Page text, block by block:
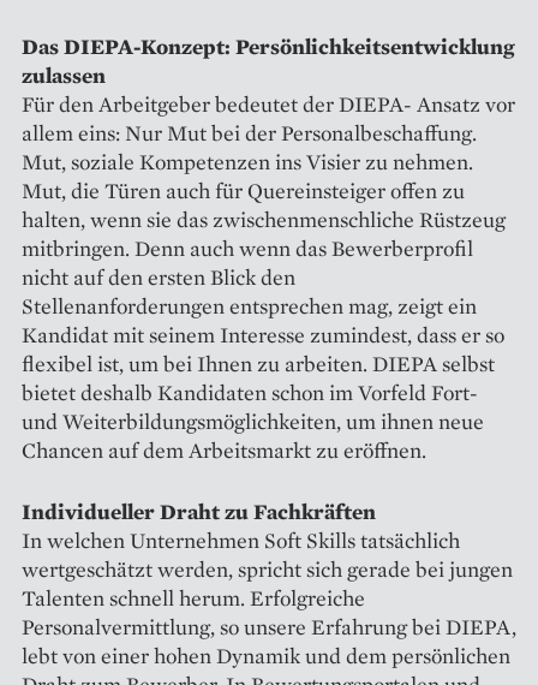
Das DIEPA-Konzept: Persönlichkeitsentwicklung
zulassen
Für den Arbeitgeber bedeutet der DIEPA- Ansatz vor
allem eins: Nur Mut bei der Personalbeschaffung.
Mut, soziale Kompetenzen ins Visier zu nehmen.
Mut, die Türen auch für Quereinsteiger offen zu
halten, wenn sie das zwischenmenschliche Rüstzeug
mitbringen. Denn auch wenn das Bewerberprofil
nicht auf den ersten Blick den
Stellenanforderungen entsprechen mag, zeigt ein
Kandidat mit seinem Interesse zumindest, dass er so
flexibel ist, um bei Ihnen zu arbeiten. DIEPA selbst
bietet deshalb Kandidaten schon im Vorfeld Fort-
und Weiterbildungsmöglichkeiten, um ihnen neue
Chancen auf dem Arbeitsmarkt zu eröffnen.
Individueller Draht zu Fachkräften
In welchen Unternehmen Soft Skills tatsächlich
wertgeschätzt werden, spricht sich gerade bei jungen
Talenten schnell herum. Erfolgreiche
Personalvermittlung, so unsere Erfahrung bei DIEPA,
lebt von einer hohen Dynamik und dem persönlichen